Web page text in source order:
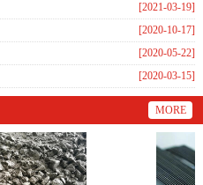
[2021-03-19]
[2020-10-17]
[2020-05-22]
[2020-03-15]
MORE